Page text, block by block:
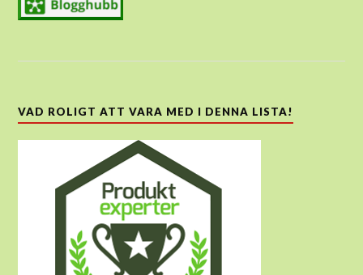
VAD ROLIGT ATT VARA MED I DENNA LISTA!